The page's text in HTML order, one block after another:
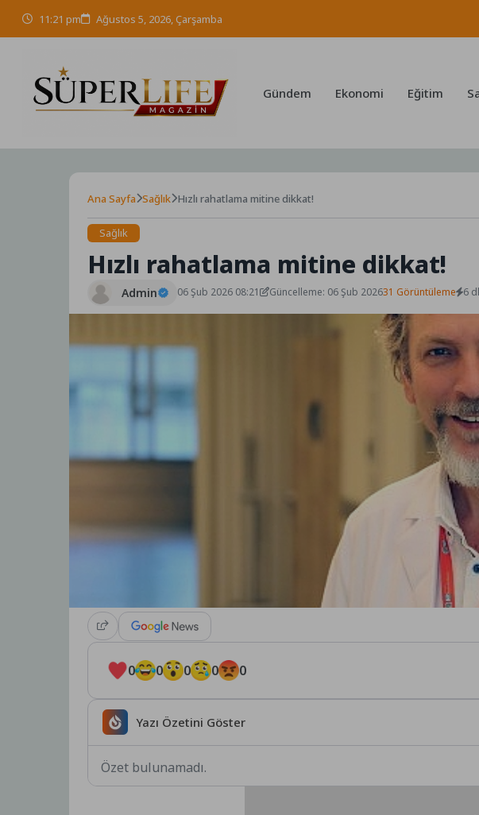
content
11:21 pm Ağustos 5, 2026, Çarşamba
Gündem Ekonomi Eğitim
Ana Sayfa Sağlık Hızlı rahatlama mitine dikkat!
Sağlık
Hızlı rahatlama mitine dikkat!
Admin 06 Şub 2026 08:21 Güncelleme: 06 Şub 202631 Görüntüleme 6
0 0 0 0 0
Yazı Özetini Göster
Özet bulunamadı.